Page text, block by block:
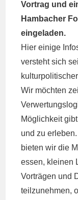
Vortrag und
Hambacher
eingeladen.
Hier einige
versteht sich
Wir möchten
Möglichkeit
und zu
bieten wir die
essen, kleinen
Vorträgen und
teilzunehmen,